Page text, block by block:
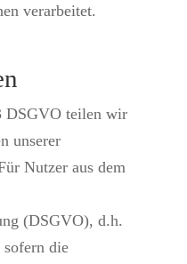
verarbeitet.
DSGVO teilen wir
unserer
Nutzer aus dem
(DSGVO), d.h.
die